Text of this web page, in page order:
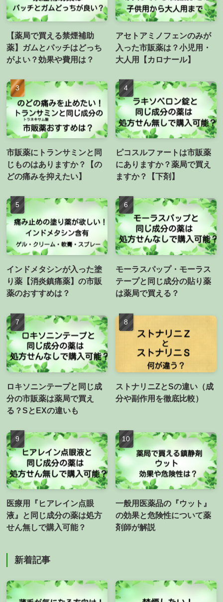
【薬局で買える禁煙補助
薬】ガムとパッチはどっち
がよい？効果や費用は？
アセトアミノフェンのみが
入った市販薬は？小児用・
大人用【カロナール】
市販薬にトランサミンと同
じものはありますか？【の
どの痛みを抑えたい】
ピコスルファートは市販薬
にありますか？薬局で買え
ますか？【下剤】
インドメタシンが入った塗
り薬【消炎鎮痛薬】の市販
薬のおすすめは？
モーラスパップ・モーラス
テープと同じ成分の貼り薬
は薬局で買える？
ロキソニンテープと同じ成
分の市販薬は薬局で買え
る？SとEXの違いも
ストナリニZとSの違い（成
分や副作用を徹底比較）
医療用『ヒアレイン点眼
液』と同じ成分の薬は処方
せん無しで購入可能？
一般用医薬品の『ウット』
の効果と危険性について薬
剤師が解説
新着記事